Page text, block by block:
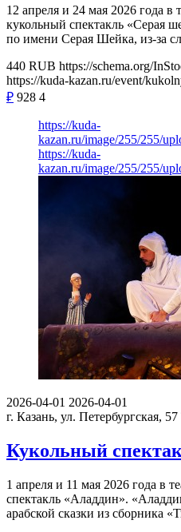
12 апреля и 24 мая 2026 года в
кукольный спектакль «Серая
по имени Серая Шейка, из-за
440 RUB https://schema.org/
https://kuda-kazan.ru/event/
₽ 928 4
https://kuda-
kazan.ru/image/255/255/
https://kuda-
kazan.ru/image/255/255/
2026-04-01 2026-04-01
г. Казань, ул. Петербургская, 57
Кукольный
1 апреля и 11 мая 2026 года в
спектакль «Аладдин».
арабской сказки из сборника